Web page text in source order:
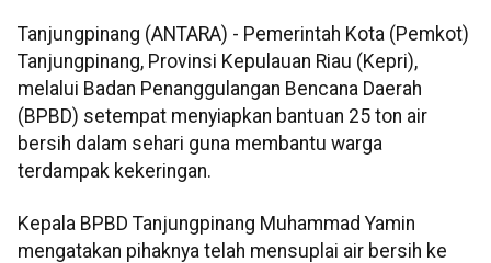
Tanjungpinang (ANTARA) - Pemerintah Kota (Pemkot)
Tanjungpinang, Provinsi Kepulauan Riau (Kepri),
melalui Badan Penanggulangan Bencana Daerah
(BPBD) setempat menyiapkan bantuan 25 ton air
bersih dalam sehari guna membantu warga
terdampak kekeringan.
Kepala BPBD Tanjungpinang Muhammad Yamin
mengatakan pihaknya telah mensuplai air bersih ke